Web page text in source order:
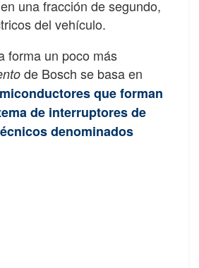
una fracción de segundo,
del vehículo.
forma un poco más
de Bosch se basa en
que forman
de interruptores de
denominados